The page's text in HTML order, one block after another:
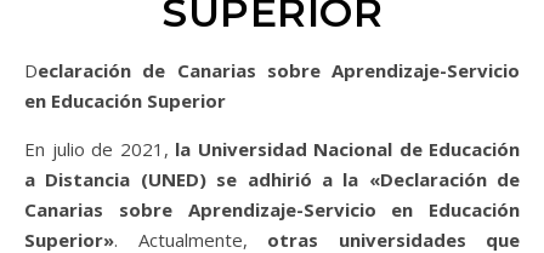
SUPERIOR
Declaración de Canarias sobre Aprendizaje-Servicio
en Educación Superior
En julio de 2021, la Universidad Nacional de Educación
a Distancia (UNED) se adhirió a la «Declaración de
Canarias sobre Aprendizaje-Servicio en Educación
Superior». Actualmente, otras universidades que